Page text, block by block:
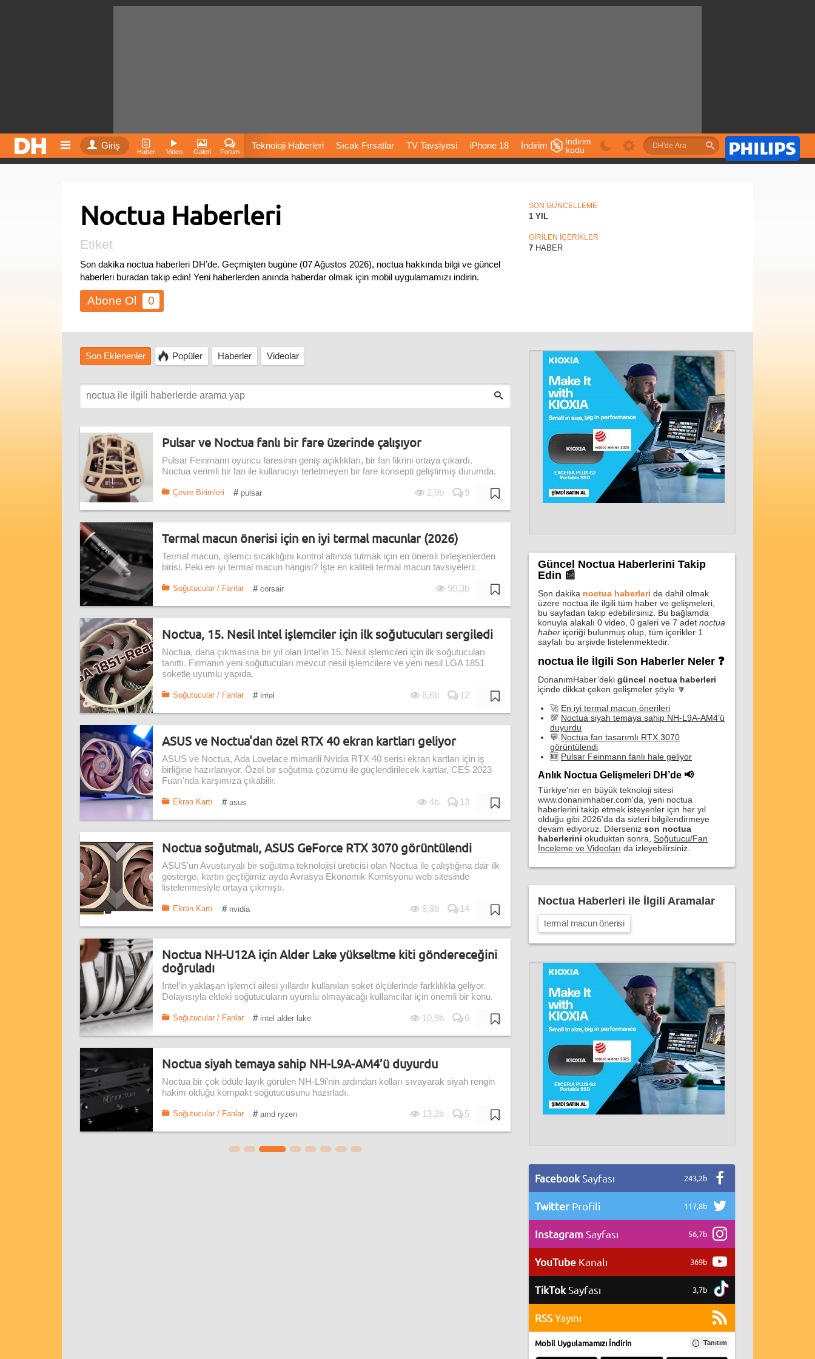
Giriş
Haber Video Galeri Forum
Teknoloji Haberleri Sıcak Fırsatlar TV Tavsiyesi iPhone 18 İndirim
Fiyatları Önerileri
indirim
kodu
Noctua Haberleri
Etiket
Son dakika noctua haberleri DH’de. Geçmişten bugüne (07 Ağustos 2026), noctua hakkında bilgi ve güncel
haberleri buradan takip edin! Yeni haberlerden anında haberdar olmak için mobil uygulamamızı indirin.
0
SON GÜNCELLEME
1 YIL
GİRİLEN İÇERİKLER
7 HABER
Son Eklenenler Popüler Haberler Videolar
Pulsar ve Noctua fanlı bir fare üzerinde çalışıyor
Pulsar Feinmann oyuncu faresinin geniş açıklıkları, bir fan fikrini ortaya çıkardı.
Noctua verimli bir fan ile kullanıcıyı terletmeyen bir fare konsepti geliştirmiş durumda.
Çevre Birimleri # pulsar 2,9b 9
Termal macun önerisi için en iyi termal macunlar (2026)
Termal macun, işlemci sıcaklığını kontrol altında tutmak için en önemli birleşenlerden
birisi. Peki en iyi termal macun hangisi? İşte en kaliteli termal macun tavsiyeleri:
Soğutucular / Fanlar # corsair 90,3b
Noctua, 15. Nesil Intel işlemciler için ilk soğutucuları sergiledi
Noctua, daha çıkmasına bir yıl olan Intel’in 15. Nesil işlemcileri için ilk soğutucuları
tanıttı. Firmanın yeni soğutucuları mevcut nesil işlemcilere ve yeni nesil LGA 1851
soketle uyumlu yapıda.
Soğutucular / Fanlar # intel 6,6b 12
ASUS ve Noctua'dan özel RTX 40 ekran kartları geliyor
ASUS ve Noctua, Ada Lovelace mimarili Nvidia RTX 40 serisi ekran kartları için iş
birliğine hazırlanıyor. Özel bir soğutma çözümü ile güçlendirilecek kartlar, CES 2023
Fuarı'nda karşımıza çıkabilir.
Ekran Kartı # asus 4b 13
Noctua soğutmalı, ASUS GeForce RTX 3070 görüntülendi
ASUS'un Avusturyalı bir soğutma teknolojisi üreticisi olan Noctua ile çalıştığına dair ilk
gösterge, kartın geçtiğimiz ayda Avrasya Ekonomik Komisyonu web sitesinde
listelenmesiyle ortaya çıkmıştı.
Ekran Kartı # nvidia 8,8b 14
Noctua NH-U12A için Alder Lake yükseltme kiti göndereceğini
doğruladı
Intel’in yaklaşan işlemci ailesi yıllardır kullanılan soket ölçülerinde farklılıkla geliyor.
Dolayısıyla eldeki soğutucuların uyumlu olmayacağı kullanıcılar için önemli bir konu.
Soğutucular / Fanlar # intel alder lake 10,9b 6
Noctua siyah temaya sahip NH-L9A-AM4’ü duyurdu
Noctua bir çok ödüle layık görülen NH-L9i’nin ardından kolları sıvayarak siyah rengin
hakim olduğu kompakt soğutucusunu hazırladı.
Soğutucular / Fanlar # amd ryzen 13,2b 5
Güncel Noctua Haberlerini Takip
Edin 📰
Son dakika noctua haberleri de dahil olmak
üzere noctua ile ilgili tüm haber ve gelişmeleri,
bu sayfadan takip edebilirsiniz. Bu bağlamda
konuyla alakalı 0 video, 0 galeri ve 7 adet noctua
haber içeriği bulunmuş olup, tüm içerikler 1
sayfalı bu arşivde listelenmektedir.
noctua İle İlgili Son Haberler Neler ❓
DonanımHaber’deki güncel noctua haberleri
içinde dikkat çeken gelişmeler şöyle 🔽
🚀 En iyi termal macun önerileri
💯 Noctua siyah temaya sahip NH-L9A-AM4’ü
duyurdu
💬 Noctua fan tasarımlı RTX 3070
görüntülendi
🆕 Pulsar Feinmann fanlı hale geliyor
Anlık Noctua Gelişmeleri DH’de 📢
Türkiye'nin en büyük teknoloji sitesi
www.donanimhaber.com'da, yeni noctua
haberlerini takip etmek isteyenler için her yıl
olduğu gibi 2026’da da sizleri bilgilendirmeye
devam ediyoruz. Dilerseniz son noctua
haberlerini okuduktan sonra, Soğutucu/Fan
İnceleme ve Videoları da izleyebilirsiniz.
Noctua Haberleri ile İlgili Aramalar
termal macun önerisi
Facebook Sayfası 243,2b
Twitter Profili 117,8b
Instagram Sayfası 56,7b
YouTube Kanalı 369b
TikTokSayfası 3,7b
RSSYayını
Mobil Uygulamamızı İndirin Tanıtım